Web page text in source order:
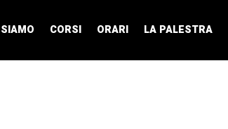
CORSI ORARI LA PALESTRA